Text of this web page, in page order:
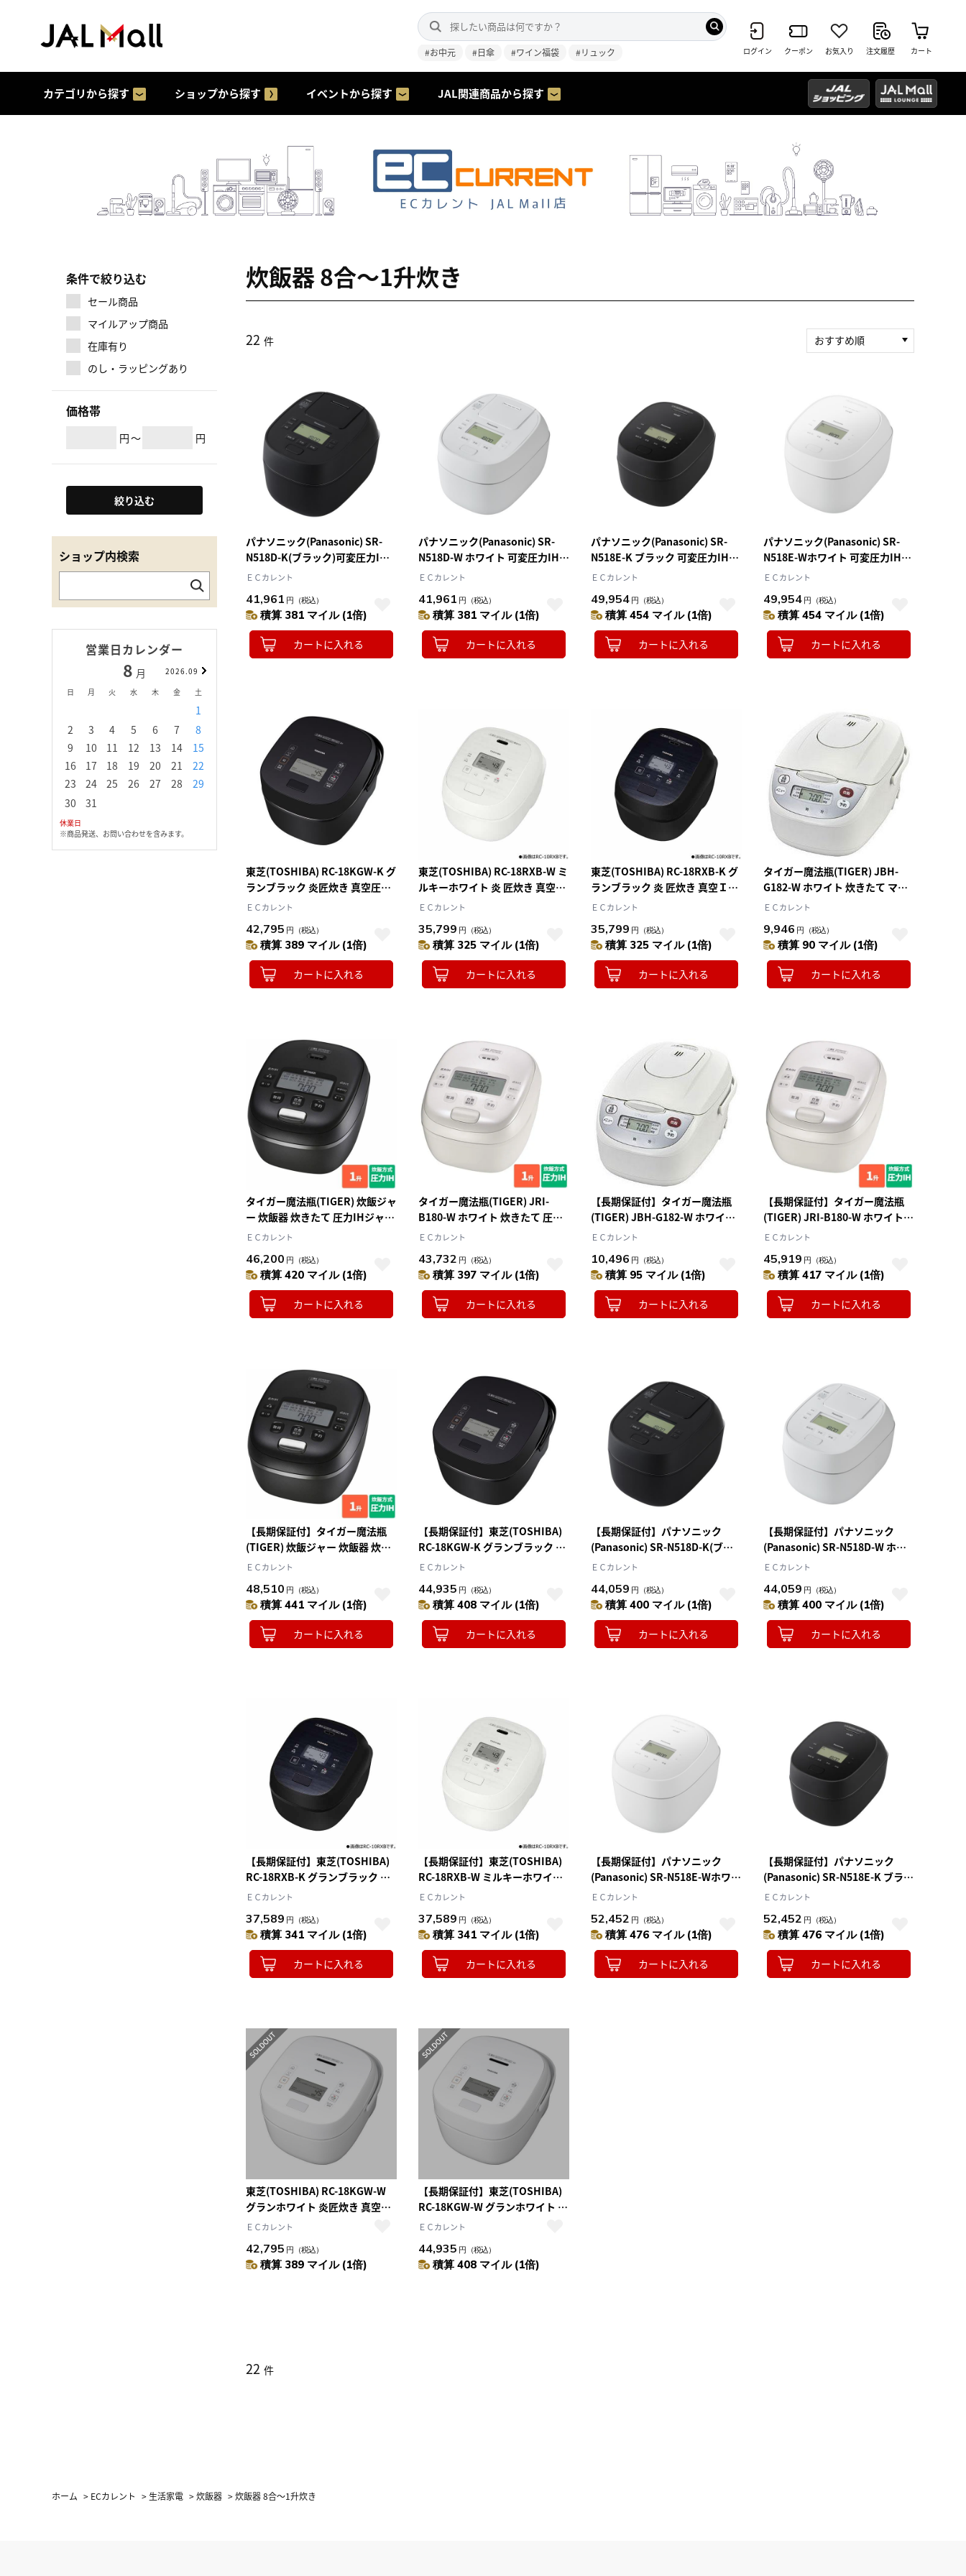
#お中元 #日傘 #ワイン福袋 #リュック ログイン クーポン お気入り 注文履歴 カート
カテゴリから探す ショップから探す イベントから探す JAL関連商品から探す
マイルアップ商品
条件で絞り込む
セール商品
在庫有り
のし・ラッピングあり
価格帯
円～ 円
絞り込む
ショップ内検索
営業日カレンダー
8 月
2026.09
日
月 火 水 木 金 土
1
2
3 4 5 6 7
8
9
10 11 12 13 14
15
16
17 18 19 20 21
22
23
24 25 26 27 28
29
30
31
12
15 16 17 18
21 22 23 24 25
26
28 29 30
8 9
14 16
17
21 22 23
29 30
休業日
※商品発送、お問い合わせを含みます。
炊飯器 8合～1升炊き
22 件
おすすめ順
レビュー件数（多い
順）
レビュー評価（高い
価格（安い順）
価格（高い順）
パナソニック(Panasonic) SR-
N518D-K(ブラック)可変圧力IH
ジャー炊飯器 おどり炊き ダイヤ
ＥＣカレント
41,961 円 （税込）
積算 381 マイル (1倍)
カートに入れる
パナソニック(Panasonic) SR-
N518D-W ホワイト 可変圧力IHジ
ャー炊飯器 おどり炊き ダイヤモ
ＥＣカレント
41,961 円 （税込）
積算 381 マイル (1倍)
カートに入れる
パナソニック(Panasonic) SR-
N518E-K ブラック 可変圧力IHジ
ャー炊飯器 一升 10合 炊飯ジャー
した炊き
ＥＣカレント
49,954 円 （税込）
積算 454 マイル (1倍)
カートに入れる
パナソニック(Panasonic) SR-
N518E-Wホワイト 可変圧力IHジ
ャー炊飯器 おどり炊き 1升 食洗
ヤモンド竈釜 内窯3年保証
ＥＣカレント
49,954 円 （税込）
積算 454 マイル (1倍)
カートに入れる
東芝(TOSHIBA) RC-18KGW-K グ
ランブラック 炎匠炊き 真空圧力
IH炊飯器 1升
ＥＣカレント
42,795 円 （税込）
積算 389 マイル (1倍)
カートに入れる
東芝(TOSHIBA) RC-18RXB-W ミ
ルキーホワイト 炎 匠炊き 真空Ｉ
Ｈ炊飯器 １升炊き
ＥＣカレント
35,799 円 （税込）
積算 325 マイル (1倍)
カートに入れる
東芝(TOSHIBA) RC-18RXB-K グ
ランブラック 炎 匠炊き 真空ＩＨ
炊飯器 １升炊き
ＥＣカレント
35,799 円 （税込）
積算 325 マイル (1倍)
カートに入れる
タイガー魔法瓶(TIGER) JBH-
G182-W ホワイト 炊きたて マイ
コン炊飯ジャー 1升
ＥＣカレント
9,946 円 （税込）
積算 90 マイル (1倍)
カートに入れる
タイガー魔法瓶(TIGER) 炊飯ジャ
ー 炊飯器 炊きたて 圧力IHジャー
炊飯器 1升 JRI-A180-KM マット
食洗機対応
ＥＣカレント
46,200 円 （税込）
積算 420 マイル (1倍)
カートに入れる
タイガー魔法瓶(TIGER) JRI-
B180-W ホワイト 炊きたて 圧力
IHジャー炊飯器 1升
ＥＣカレント
43,732 円 （税込）
積算 397 マイル (1倍)
カートに入れる
【長期保証付】タイガー魔法瓶
(TIGER) JBH-G182-W ホワイト
炊きたて マイコン炊飯ジャー 1升
ＥＣカレント
10,496 円 （税込）
積算 95 マイル (1倍)
カートに入れる
【長期保証付】タイガー魔法瓶
(TIGER) JRI-B180-W ホワイト
炊きたて 圧力IHジャー炊飯器 1
ＥＣカレント
45,919 円 （税込）
積算 417 マイル (1倍)
カートに入れる
【長期保証付】タイガー魔法瓶
(TIGER) 炊飯ジャー 炊飯器 炊き
たて 圧力IHジャー炊飯器 1升
手入れ点数2点 内ぶた食洗機対応
ＥＣカレント
48,510 円 （税込）
積算 441 マイル (1倍)
カートに入れる
【長期保証付】東芝(TOSHIBA)
RC-18KGW-K グランブラック 炎
匠炊き 真空圧力IH炊飯器 1升
ＥＣカレント
44,935 円 （税込）
積算 408 マイル (1倍)
カートに入れる
【長期保証付】パナソニック
(Panasonic) SR-N518D-K(ブラ
ック)可変圧力IHジャー炊飯器 お
ＥＣカレント
44,059 円 （税込）
積算 400 マイル (1倍)
カートに入れる
【長期保証付】パナソニック
(Panasonic) SR-N518D-W ホワ
イト 可変圧力IHジャー炊飯器 お
ＥＣカレント
44,059 円 （税込）
積算 400 マイル (1倍)
カートに入れる
【長期保証付】東芝(TOSHIBA)
RC-18RXB-K グランブラック 炎
匠炊き 真空ＩＨ炊飯器 １升炊き
ＥＣカレント
37,589 円 （税込）
積算 341 マイル (1倍)
カートに入れる
【長期保証付】東芝(TOSHIBA)
RC-18RXB-W ミルキーホワイト
炎 匠炊き 真空ＩＨ炊飯器 １升炊
ＥＣカレント
37,589 円 （税込）
積算 341 マイル (1倍)
カートに入れる
【長期保証付】パナソニック
(Panasonic) SR-N518E-Wホワイ
ト 可変圧力IHジャー炊飯器 おど
ッチふた ダイヤモンド竈釜 内窯3
年保証
ＥＣカレント
52,452 円 （税込）
積算 476 マイル (1倍)
カートに入れる
【長期保証付】パナソニック
(Panasonic) SR-N518E-K ブラッ
ク 可変圧力IHジャー炊飯器 一升
どごはんを目指した炊き
ＥＣカレント
52,452 円 （税込）
積算 476 マイル (1倍)
カートに入れる
東芝(TOSHIBA) RC-18KGW-W
グランホワイト 炎匠炊き 真空圧
力IH炊飯器 1升
ＥＣカレント
42,795 円 （税込）
積算 389 マイル (1倍)
【長期保証付】東芝(TOSHIBA)
RC-18KGW-W グランホワイト 炎
匠炊き 真空圧力IH炊飯器 1升
ＥＣカレント
44,935 円 （税込）
積算 408 マイル (1倍)
22 件
ホーム > ECカレント > 生活家電 >炊飯器 >炊飯器 8合～1升炊き